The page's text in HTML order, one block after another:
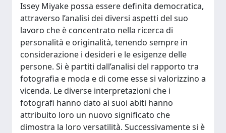
Issey Miyake possa essere definita democratica,
attraverso l’analisi dei diversi aspetti del suo
lavoro che è concentrato nella ricerca di
personalità e originalità, tenendo sempre in
considerazione i desideri e le esigenze delle
persone. Si è partiti dall’analisi del rapporto tra
fotografia e moda e di come esse si valorizzino a
vicenda. Le diverse interpretazioni che i
fotografi hanno dato ai suoi abiti hanno
attribuito loro un nuovo significato che
dimostra la loro versatilità. Successivamente si è